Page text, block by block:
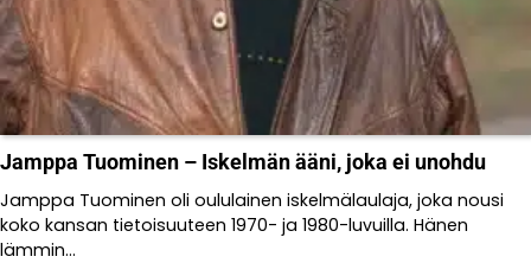
Jamppa Tuominen – Iskelmän ääni, joka ei unohdu
Jamppa Tuominen oli oululainen iskelmälaulaja, joka nousi
koko kansan tietoisuuteen 1970- ja 1980-luvuilla. Hänen
lämmin...